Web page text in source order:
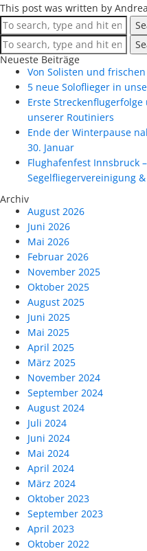
This post was written by
Neueste Beiträge
Von Solisten und
5 neue Soloflieger in
Erste
unserer Routiniers
Ende der Winterpause
30. Januar
Flughafenfest Innsbruck
Segelfliegervereinigung
Archiv
August 2026
Juni 2026
Mai 2026
Februar 2026
November 2025
Oktober 2025
August 2025
Juni 2025
Mai 2025
April 2025
März 2025
November 2024
September 2024
August 2024
Juli 2024
Juni 2024
Mai 2024
April 2024
März 2024
Oktober 2023
September 2023
April 2023
Oktober 2022